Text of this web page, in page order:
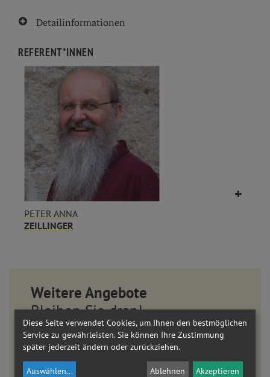
Detailinformationen
REFERENT*INNEN
PETER ANNA
ZEILLINGER
Weitere Angebote
Bleiben Sie dran!
WISSEN KOMPAKT
ONLINE-MODULE
AKADEMIE AM DOM
Diese Seite verwendet Cookies, um Ihnen den bestmöglichen
Service zu gewährleisten. Sie können Ihre Zustimmung
später jederzeit ändern oder zurückziehen.
Auswählen... Ablehnen Akzeptieren